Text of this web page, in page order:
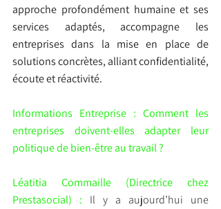
approche profondément humaine et ses
services adaptés, accompagne les
entreprises dans la mise en place de
solutions concrètes, alliant confidentialité,
écoute et réactivité.
Informations Entreprise : Comment les
entreprises doivent-elles adapter leur
politique de bien-être au travail ?
Léatitia Commaille (Directrice chez
Prestasocial) : Il y a aujourd’hui une